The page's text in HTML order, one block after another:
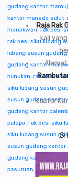
gudang kantor
kantor manado sulut,
manokwari,rak besi
rak besi siku lubang
lubang susun
gudang kantor
nunukan, rak besi
siku lubang susun
susun gudang kantor
gudang kantor
palopo, rak besi siku
siku lubang susun
susun gudang kantor
gudang kantor pare-
pasuruan, rak besi
Raja Rak
kali
Alamat
Kantor